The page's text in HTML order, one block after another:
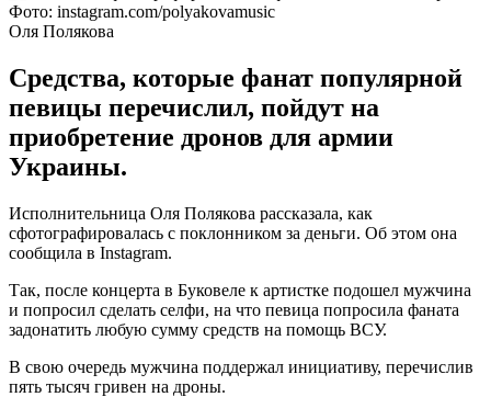
Фото: instagram.com/polyakovamusic
Оля Полякова
Средства, которые фанат популярной
певицы перечислил, пойдут на
приобретение дронов для армии
Украины.
Исполнительница Оля Полякова рассказала, как
сфотографировалась с поклонником за деньги. Об этом она
сообщила в Instagram.
Так, после концерта в Буковеле к артистке подошел мужчина
и попросил сделать селфи, на что певица попросила фаната
задонатить любую сумму средств на помощь ВСУ.
В свою очередь мужчина поддержал инициативу, перечислив
пять тысяч гривен на дроны.